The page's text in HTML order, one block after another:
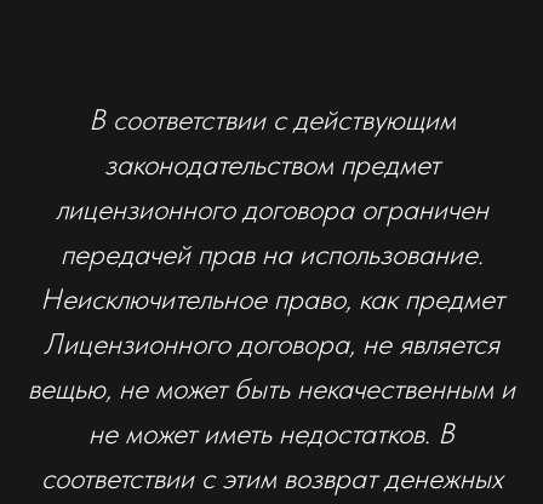
В соответствии с действующим
законодательством предмет
лицензионного договора ограничен
передачей прав на использование.
Неисключительное право, как предмет
Лицензионного договора, не является
вещью, не может быть некачественным и
не может иметь недостатков. В
соответствии с этим возврат денежных